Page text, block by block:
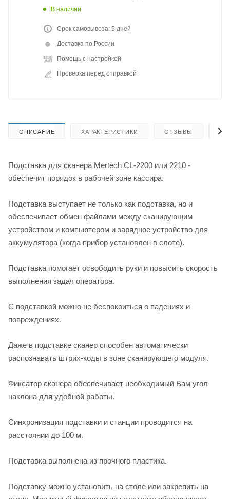
В наличии
Срок самовывоза: 5 дней
Доставка по России
Помощь с настройкой
Проверка перед отправкой
ОПИСАНИЕ ХАРАКТЕРИСТИКИ ОТЗЫВЫ
Подставка для сканера Mertech CL-2200 или 2210 -
обеспечит порядок в рабочей зоне кассира.
Подставка выступает не только как подставка, но и
обеспечивает обмен файлами между сканирующим
устройством и компьютером и зарядное устройство для
аккумулятора (когда прибор установлен в слоте).
Подставка помогает освободить руки и повысить скорость
выполнения задач оператора.
С подставкой можно не беспокоиться о падениях и
повреждениях.
Даже в подставке сканер способен автоматически
распознавать штрих-коды в зоне сканирующего модуля.
Фиксатор сканера обеспечивает необходимый Вам угол
наклона для удобной работы.
Синхронизация подставки и станции проводится на
расстоянии до 100 м.
Подставка выполнена из прочного пластика.
Подставку можно установить на столе или закрепить на